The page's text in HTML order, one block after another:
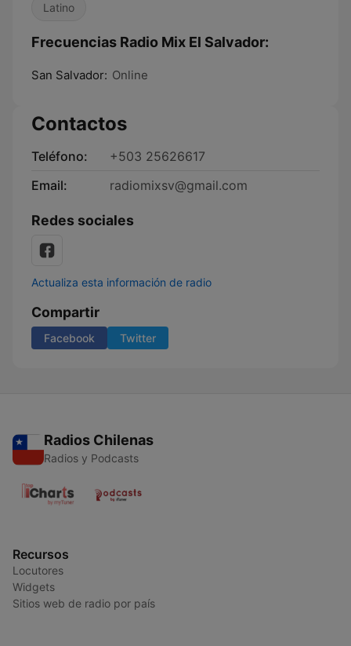
Latino
Frecuencias Radio Mix El Salvador:
San Salvador: Online
Contactos
Teléfono:
+503 25626617
Email:
radiomixsv@gmail.com
Redes sociales
Actualiza esta información de radio
Compartir
Facebook Twitter
Radios Chilenas
Radios y Podcasts
Recursos
Locutores
Widgets
Sitios web de radio por país